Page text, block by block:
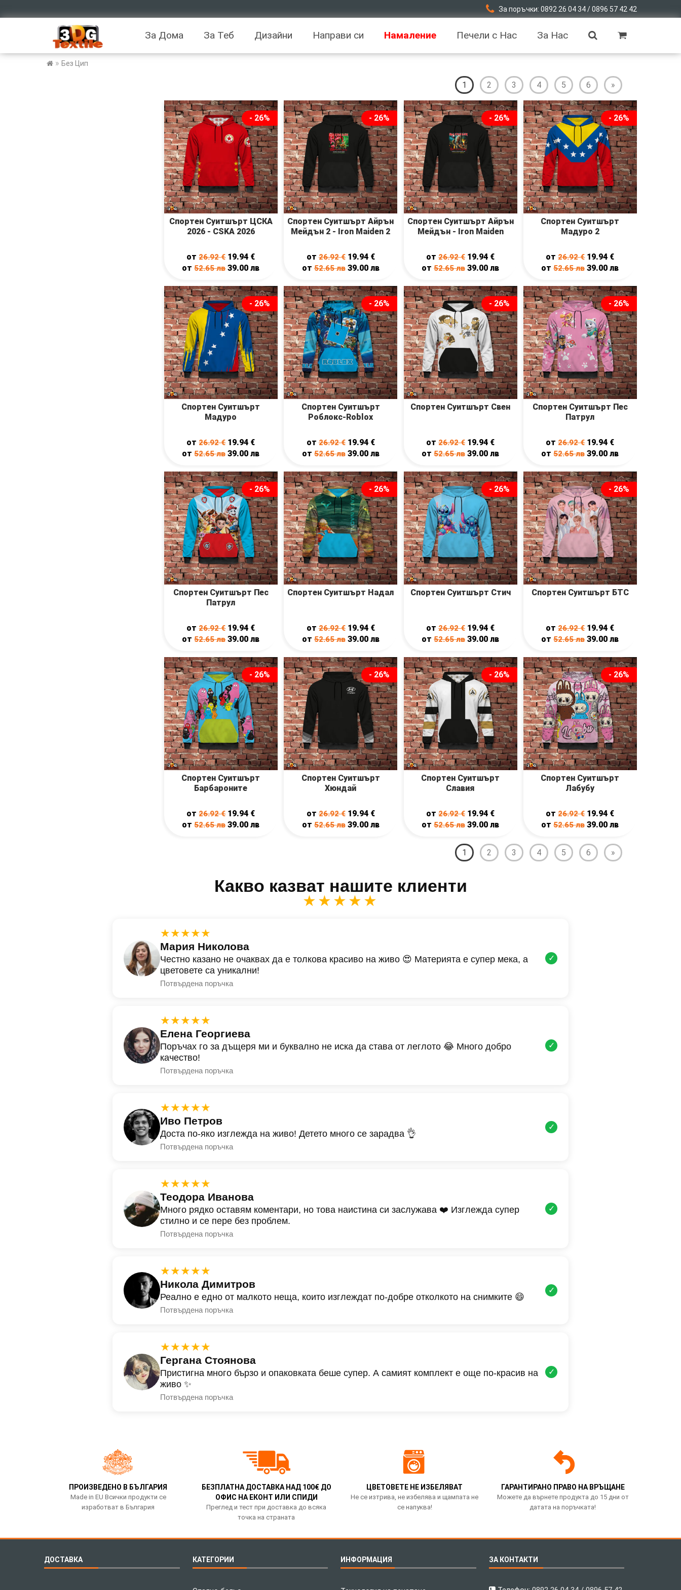
За поръчки: 0892 26 04 34 / 0896 57 42 42
За Дома За Теб Дизайни Направи си Намаление Печели с Нас За Нас
» Без Цип
1 2 3 4 5 6 »
- 26%
Спортен Суитшърт ЦСКА
2026 - CSKA 2026
от26.92€ 19.94 €
от52.65лв 39.00лв
- 26%
Спортен Суитшърт Айрън
Мейдън 2 - Iron Maiden 2
от26.92€ 19.94 €
от52.65лв 39.00 лв
- 26%
Спортен Суитшърт Айрън
Мейдън - Iron Maiden
от26.92€ 19.94 €
от52.65лв 39.00лв
- 26%
Спортен Суитшърт
Мадуро 2
от26.92€ 19.94 €
от52.65лв 39.00лв
- 26%
Спортен Суитшърт
Мадуро
от26.92€ 19.94 €
от52.65лв 39.00лв
- 26%
Спортен Суитшърт
Роблокс-Roblox
от26.92€ 19.94 €
от52.65лв 39.00 лв
- 26%
Спортен Суитшърт Свен
от26.92€ 19.94 €
от52.65лв 39.00лв
- 26%
Спортен Суитшърт Пес
Патрул
от26.92€ 19.94 €
от52.65лв 39.00лв
- 26%
Спортен Суитшърт Пес
Патрул
от26.92€ 19.94 €
от52.65лв 39.00лв
- 26%
Спортен Суитшърт Надал
от26.92€ 19.94 €
от52.65лв 39.00 лв
- 26%
Спортен Суитшърт Стич
от26.92€ 19.94 €
от52.65лв 39.00лв
- 26%
Спортен Суитшърт БТС
от26.92€ 19.94 €
от52.65лв 39.00лв
- 26%
Спортен Суитшърт
Барбароните
от26.92€ 19.94 €
от52.65лв 39.00лв
- 26%
Спортен Суитшърт
Хюндай
от26.92€ 19.94 €
от52.65лв 39.00 лв
- 26%
Спортен Суитшърт
Славия
от26.92€ 19.94 €
от52.65лв 39.00лв
- 26%
Спортен Суитшърт
Лабубу
от26.92€ 19.94 €
от52.65лв 39.00лв
1 2 3 4 5 6 »
Какво казват нашите клиенти
★★★★★
★★★★★
Мария Николова
Честно казано не очаквах да е толкова красиво на живо 😍 Материята е супер мека, а
цветовете са уникални!
Потвърдена поръчка
✓
★★★★★
Елена Георгиева
Поръчах го за дъщеря ми и буквално не иска да става от леглото 😂 Много добро
качество!
Потвърдена поръчка
✓
★★★★★
Иво Петров
Доста по-яко изглежда на живо! Детето много се зарадва 👌
Потвърдена поръчка
✓
★★★★★
Теодора Иванова
Много рядко оставям коментари, но това наистина си заслужава ❤️ Изглежда супер
стилно и се пере без проблем.
Потвърдена поръчка
✓
★★★★★
Никола Димитров
Реално е едно от малкото неща, които изглеждат по-добре отколкото на снимките 😄
Потвърдена поръчка
✓
★★★★★
Гергана Стоянова
Пристигна много бързо и опаковката беше супер. А самият комплект е още по-красив на
живо ✨
Потвърдена поръчка
✓
ПРОИЗВЕДЕНО В БЪЛГАРИЯ
Made in EU Всички продукти се
изработват в България
БЕЗПЛАТНА ДОСТАВКА НАД 100€ ДО
ОФИС НА ЕКОНТ ИЛИ СПИДИ
Преглед и тест при доставка до всяка
точка на страната
ЦВЕТОВЕТЕ НЕ ИЗБЕЛЯВАТ
Не се изтрива, не избелява и щампата не
се напуква!
ГАРАНТИРАНО ПРАВО НА ВРЪЩАНЕ
Можете да върнете продукта до 15 дни от
датата на поръчката!
ДОСТАВКА КАТЕГОРИИ ИНФОРМАЦИЯ ЗА КОНТАКТИ